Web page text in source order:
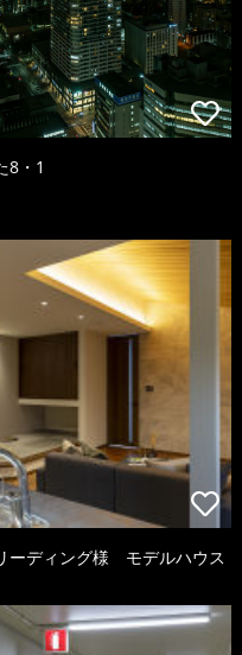
8・1
ーディング様 モデルハウス